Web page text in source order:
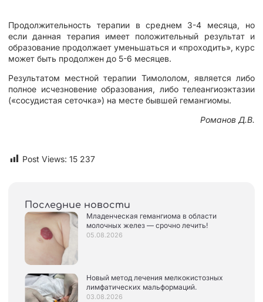
Продолжительность терапии в среднем 3-4 месяца, но
если данная терапия имеет положительный результат и
образование продолжает уменьшаться и «проходить», курс
может быть продолжен до 5-6 месяцев.
Результатом местной терапии Тимололом, является либо
полное исчезновение образования, либо телеангиоэктазии
(«сосудистая сеточка») на месте бывшей гемангиомы.
Романов Д.В.
Post Views: 15 237
Последние новости
Младенческая гемангиома в области
молочных желез — срочно лечить!
05.08.2026
Новый метод лечения мелкокистозных
лимфатических мальформаций.
03.08.2026